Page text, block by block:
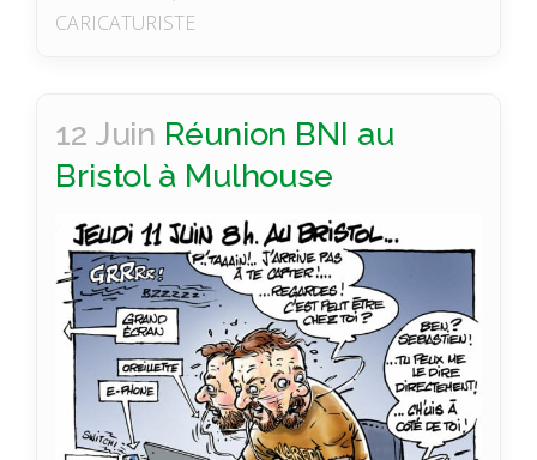
CARICATURISTE
12 Juin Réunion BNI au
Bristol à Mulhouse